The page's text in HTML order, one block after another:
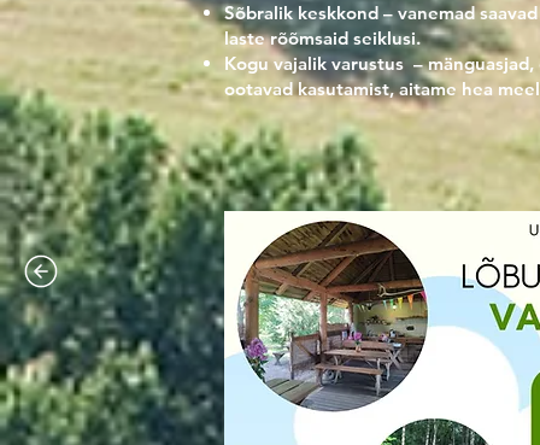
Sõbralik keskkond – vanemad
laste rõõmsaid seiklusi.
Kogu vajalik varustus –
ootavad kasutamist, aitame hea